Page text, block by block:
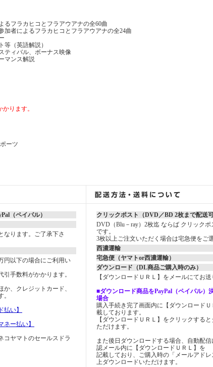
フラカヒコとフラアウアナの全60曲
者によるフラカヒコとフラアウアナの全24曲
（英語解説）
ティバル、ボーナス映像
マンス解説
ります。
ーツ
（ペイパル）
なります。ご了承下さ
円以下の場合にご利用い
手数料がかかります。
、クレジットカード、
い】
ー払い】
コヤマトのセールスドラ
クリックポスト（DVD／BD 2枚まで配送可
DVD（Blu－ray）2枚迄 ならば クリック
です。
3枚以上ご注文いただく場合は宅急便をご
西濃運輸
宅急便（ヤマトor西濃運輸）
ダウンロード（DL商品ご購入時のみ）
【ダウンロードＵＲＬ】をメールにてお送
■ダウンロード商品をPayPal（ペイパル）
場合
購入手続き完了画面内に【ダウンロード
載しております。
【ダウンロードＵＲＬ】をクリックする
ただけます。
また後日ダウンロードする場合、自動配
認メール内に【ダウンロードＵＲＬ】を
記載しており、ご購入時の「メールアド
上ダウンロードいただけます。